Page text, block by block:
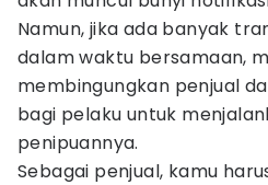
Namun, jika ada banyak
dalam waktu bersamaan,
membingungkan penjual
bagi pelaku untuk
penipuannya.
Sebagai penjual, kamu